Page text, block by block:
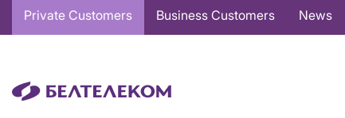
Основная
навигация
Private Customers Business Customers News